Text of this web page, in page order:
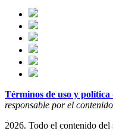
Términos de uso y
responsable por el
2026. Todo el contenido